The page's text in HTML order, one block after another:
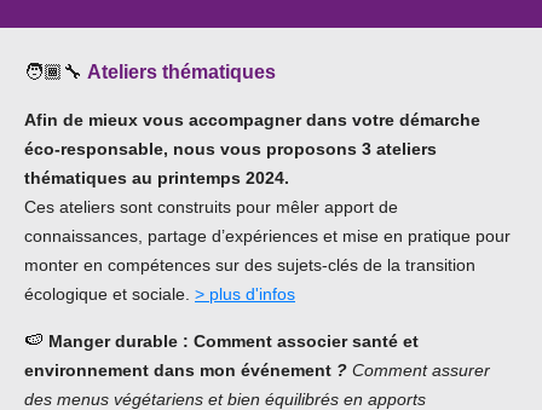
🧑🏾‍🔧 Ateliers thématiques
Afin de mieux vous accompagner dans votre démarche
éco-responsable, nous vous proposons 3 ateliers
thématiques au printemps 2024.
Ces ateliers sont construits pour mêler apport de
connaissances, partage d’expériences et mise en pratique pour
monter en compétences sur des sujets-clés de la transition
écologique et sociale. > plus d'infos
🍉 Manger durable : Comment associer santé et
environnement dans mon événement ? Comment assurer
des menus végétariens et bien équilibrés en apports